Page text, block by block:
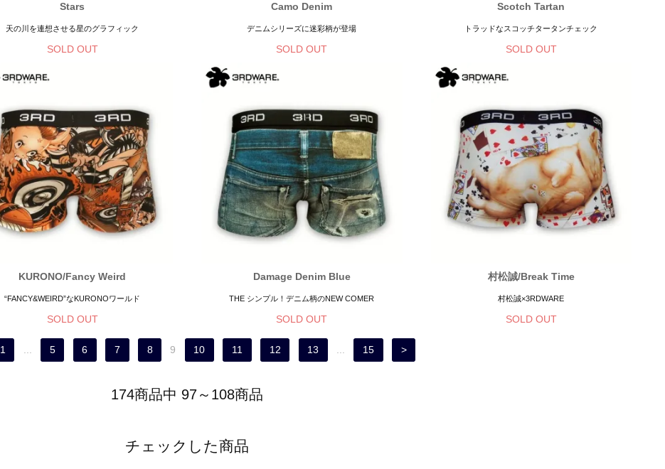
Stars
天の川を連想させる星のグラフィック
SOLD OUT
Camo Denim
デニムシリーズに迷彩柄が登場
SOLD OUT
Scotch Tartan
トラッドなスコッチタータンチェック
SOLD OUT
KURONO/Fancy Weird
“FANCY&WEIRD”なKURONOワールド
SOLD OUT
Damage Denim Blue
THE シンプル！デニム柄のNEW COMER
SOLD OUT
村松誠/Break Time
村松誠×3RDWARE
SOLD OUT
1 ... 5 6 7 8 9 10 11 12 13 ... 15 >
174商品中 97～108商品
チェックした商品